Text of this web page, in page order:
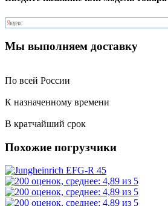
Мы выполняем доставку
По всей России
К назначенному времени
В кратчайший срок
Похожие погрузчики